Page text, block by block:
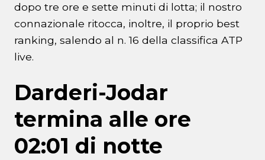
dopo tre ore e sette minuti di lotta; il nostro
connazionale ritocca, inoltre, il proprio best
ranking, salendo al n. 16 della classifica ATP
live.
Darderi-Jodar
termina alle ore
02:01 di notte